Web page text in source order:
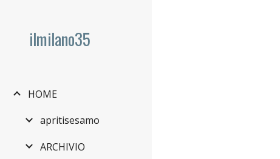
ilmilano35
HOME
apritisesamo
ARCHIVIO